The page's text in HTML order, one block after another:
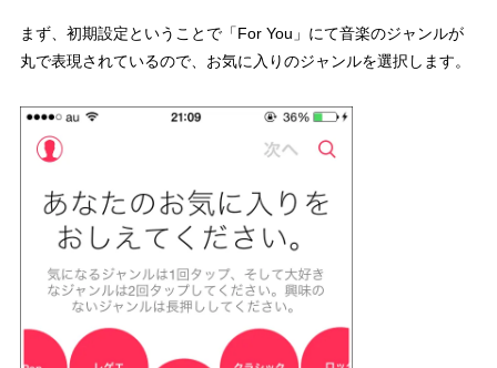
まず、初期設定ということで「For You」にて音楽のジャンルが
丸で表現されているので、お気に入りのジャンルを選択します。